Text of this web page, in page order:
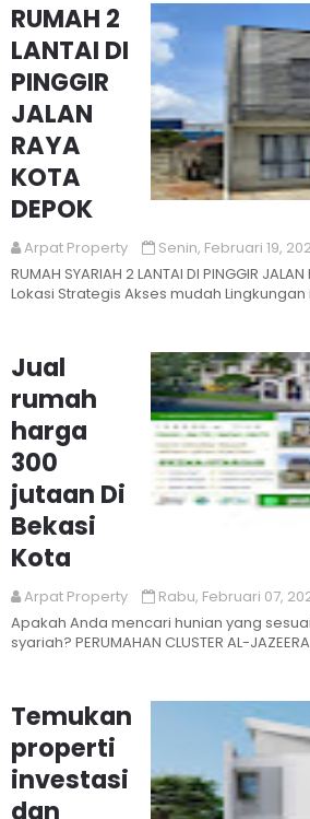
RUMAH 2
LANTAI DI
PINGGIR
JALAN
RAYA
KOTA
DEPOK
Arpat Property
Senin, Februari 19,
RUMAH SYARIAH 2 LANTAI DI PINGGIR
Lokasi Strategis Akses mudah
Jual
rumah
harga
300
jutaan Di
Bekasi
Kota
Arpat Property
Rabu, Februari 07,
Apakah Anda mencari hunian yang
syariah? PERUMAHAN CLUSTER AL-
Temukan
properti
investasi
dan